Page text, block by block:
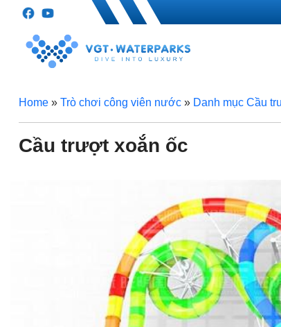
Home» Trò chơi công viên nước» Danh mục Cầu
Cầu trượt xoắn ốc